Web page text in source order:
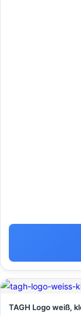
TAGH Logo weiß,